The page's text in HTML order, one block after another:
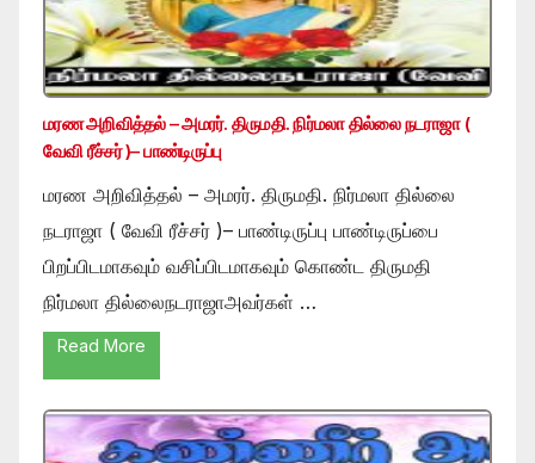
மரண அறிவித்தல் – அமரர். திருமதி. நிர்மலா தில்லை நடராஜா (
வேவி ரீச்சர் )– பாண்டிருப்பு
மரண அறிவித்தல் – அமரர். திருமதி. நிர்மலா தில்லை
நடராஜா ( வேவி ரீச்சர் )– பாண்டிருப்பு பாண்டிருப்பை
பிறப்பிடமாகவும் வசிப்பிடமாகவும் கொண்ட திருமதி
நிர்மலா தில்லைநடராஜாஅவர்கள் …
Read More